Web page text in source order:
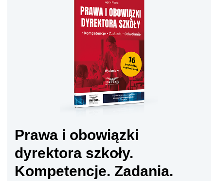
Prawa i obowiązki
dyrektora szkoły.
Kompetencje. Zadania.